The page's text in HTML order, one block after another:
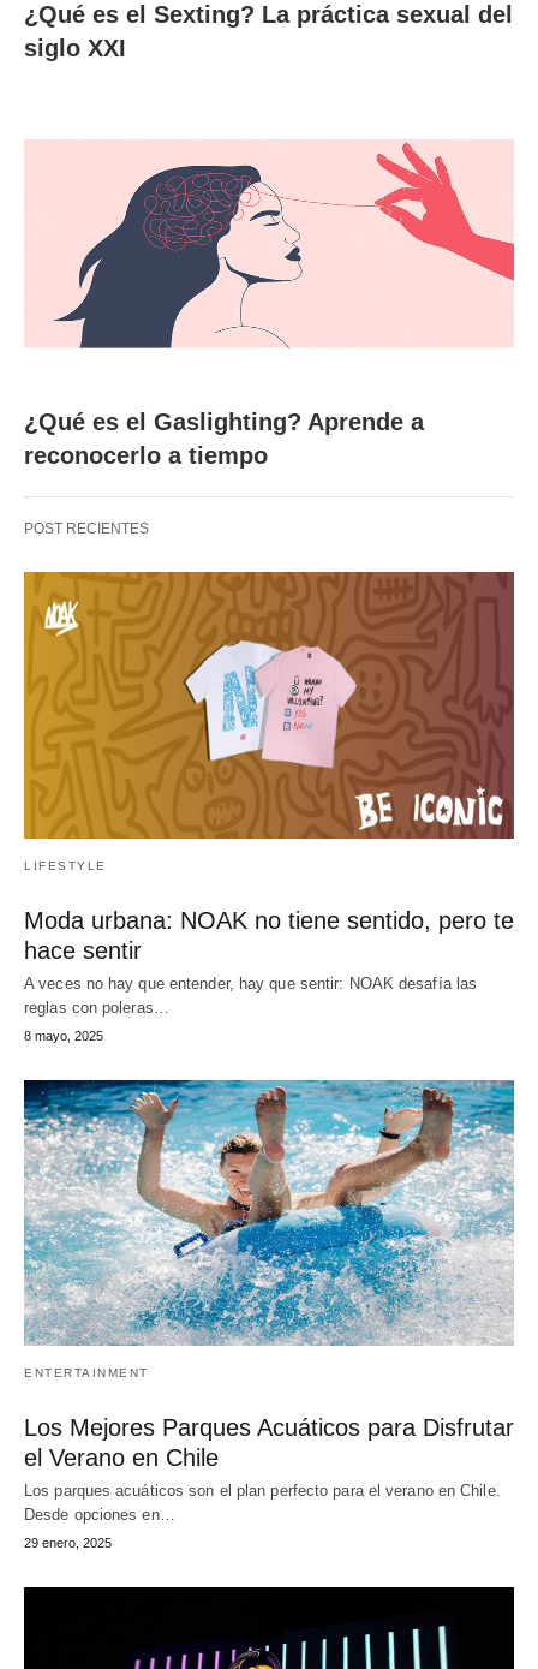
¿Qué es el Sexting? La práctica sexual del
siglo XXI
¿Qué es el Gaslighting? Aprende a
reconocerlo a tiempo
POST RECIENTES
LIFESTYLE
Moda urbana: NOAK no tiene sentido, pero te
hace sentir
A veces no hay que entender, hay que sentir: NOAK desafía las
reglas con poleras…
8 mayo, 2025
ENTERTAINMENT
Los Mejores Parques Acuáticos para Disfrutar
el Verano en Chile
Los parques acuáticos son el plan perfecto para el verano en Chile.
Desde opciones en…
29 enero, 2025